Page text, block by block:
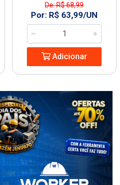
De: R$ 68,99
Por: R$ 63,99/UN
Adicionar